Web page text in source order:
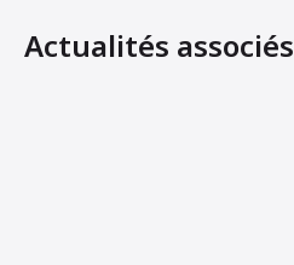
Actualités associés